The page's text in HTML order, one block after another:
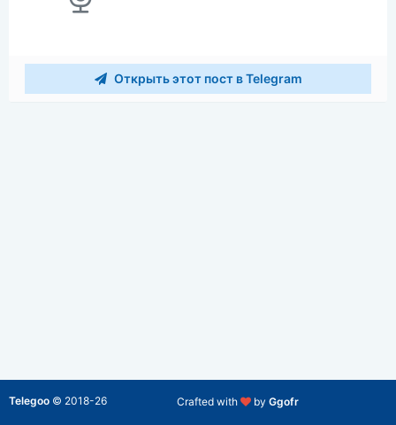
Открыть этот пост в Telegram
Crafted with by Ggofr
Telegoo © 2018-26